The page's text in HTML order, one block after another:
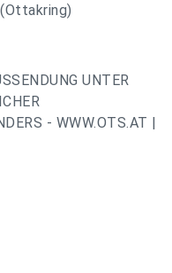
UNTER
- WWW.OTS.AT |